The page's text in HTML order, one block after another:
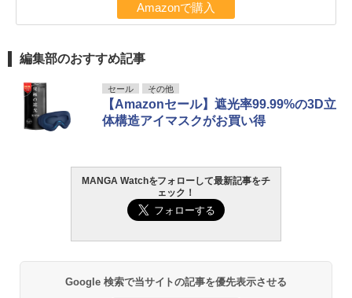
Amazonで購入
編集部のおすすめ記事
セール その他
【Amazonセール】遮光率99.99%の3D立
体構造アイマスクがお買い得
MANGA Watchをフォローして最新記事をチ
ェック！
Google 検索で当サイトの記事を優先表示させる